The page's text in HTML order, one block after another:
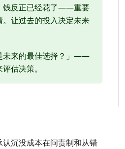
钱反正已经花了——重要
让过去的投入决定未来
未来的最佳选择？」——
估决策。
沉没成本在问责制和从错